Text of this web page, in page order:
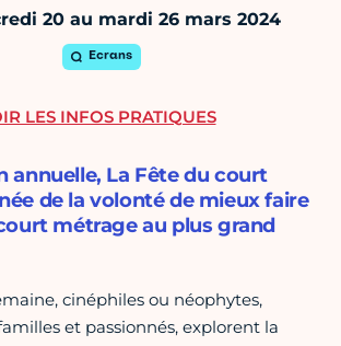
20 au mardi 26 mars 2024
Ecrans
annuelle, La Fête du court
de la volonté de mieux faire
métrage au plus grand
cinéphiles ou néophytes,
et passionnés, explorent la
LES INFOS PRATIQUES